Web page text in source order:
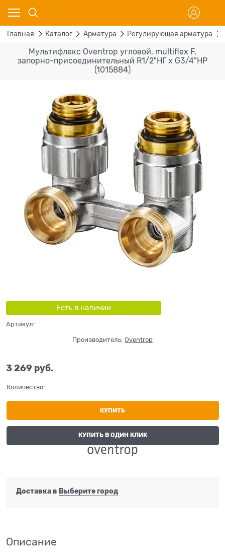
Главная Каталог Арматура Регулирующая арматура
Мультифлекс Oventrop угловой, multiflex F,
запорно-присоединительный R1/2"НГ x G3/4"НР
(1015884)
Есть в наличии
Артикул:
Производитель: Oventrop
3 269 руб.
Количество:
КУПИТЬ
КУПИТЬ В ОДИН КЛИК
Доставка в Выберите город
Описание